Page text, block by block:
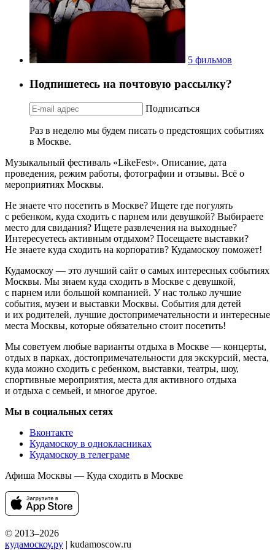
5 фильмов
Подпишетесь на почтовую рассылку?
Подписаться
Раз в неделю мы будем писать о предстоящих событиях
в Москве.
Музыкальный фестиваль «LikeFest». Описание, дата
проведения, режим работы, фотографии и отзывы. Всё о
мероприятиях Москвы.
Не знаете что посетить в Москве? Ищете где погулять
с ребенком, куда сходить с парнем или девушкой? Выбираете
место для свидания? Ищете развлечения на выходные?
Интересуетесь активным отдыхом? Посещаете выставки?
Не знаете куда сходить на корпоратив? Кудамоскоу поможет!
Кудамоскоу — это лучший сайт о самых интересных событиях
Москвы. Мы знаем куда сходить в Москве с девушкой,
с парнем или большой компанией. У нас только лучшие
события, музеи и выставки Москвы. События для детей
и их родителей, лучшие достопримечательности и интересные
места Москвы, которые обязательно стоит посетить!
Мы советуем любые варианты отдыха в Москве — концерты,
отдых в парках, достопримечательности для экскурсий, места,
куда можно сходить с ребенком, выставки, театры, шоу,
спортивные мероприятия, места для активного отдыха
и отдыха с семьей, и многое другое.
Мы в социальных сетях
Вконтакте
Кудамоскоу в однокласниках
Кудамоскоу в телеграме
Афиша Москвы — Куда сходить в Москве
© 2013–2026
кудамоскоу.ру | kudamoscow.ru